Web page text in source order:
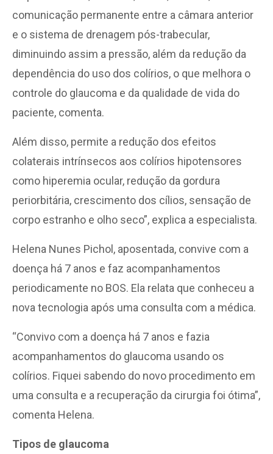
comunicação permanente entre a câmara anterior
e o sistema de drenagem pós-trabecular,
diminuindo assim a pressão, além da redução da
dependência do uso dos colírios, o que melhora o
controle do glaucoma e da qualidade de vida do
paciente, comenta.
Além disso, permite a redução dos efeitos
colaterais intrínsecos aos colírios hipotensores
como hiperemia ocular, redução da gordura
periorbitária, crescimento dos cílios, sensação de
corpo estranho e olho seco”, explica a especialista.
Helena Nunes Pichol, aposentada, convive com a
doença há 7 anos e faz acompanhamentos
periodicamente no BOS. Ela relata que conheceu a
nova tecnologia após uma consulta com a médica.
“Convivo com a doença há 7 anos e fazia
acompanhamentos do glaucoma usando os
colírios. Fiquei sabendo do novo procedimento em
uma consulta e a recuperação da cirurgia foi ótima”,
comenta Helena.
Tipos de glaucoma